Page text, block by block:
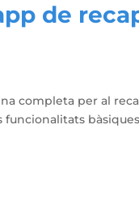
de
completa per al
funcionalitats